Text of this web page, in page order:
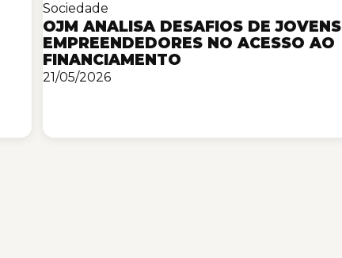
Sociedade
OJM ANALISA DESAFIOS DE JOVENS
EMPREENDEDORES NO ACESSO AO
FINANCIAMENTO
21/05/2026